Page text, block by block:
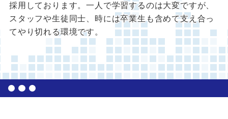
採用しております。一人で学習するのは大変ですが、
スタッフや生徒同士、時には卒業生も含めて支え合っ
てやり切れる環境です。